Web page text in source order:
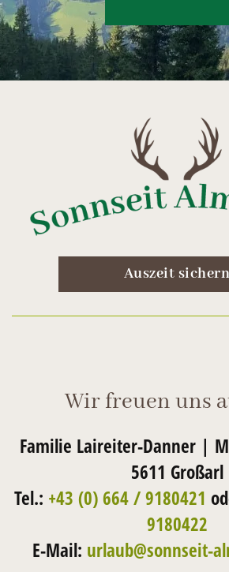
Auszeit sichern
Wir freuen uns
Familie Laireiter-Danner |
5611 Großarl
Tel.: +43 (0) 664 / 9180421
9180422
E-Mail: urlaub@sonnseit-